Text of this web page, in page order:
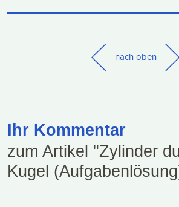
nach oben
Ihr Kommentar
zum Artikel "Zylinder
Kugel